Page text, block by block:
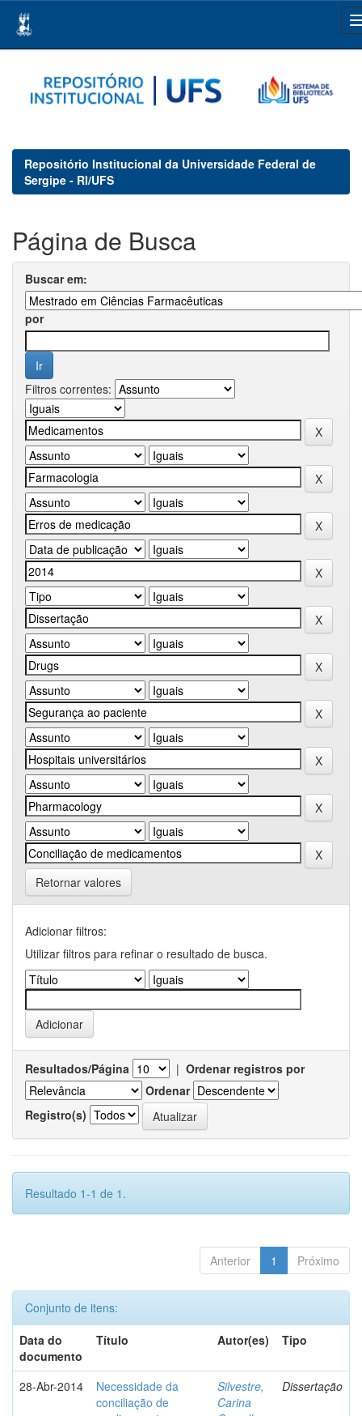
navigation
Repositório Institucional da Universidade Federal de
Sergipe - RI/UFS
Página de Busca
Buscar em:
por
Filtros correntes:
Retornar valores
Adicionar filtros:
Utilizar filtros para refinar o resultado de busca.
Resultados/Página | Ordenar registros por
Ordenar
Registro(s)
Resultado 1-1 de 1.
Anterior 1 Próximo
Conjunto de itens:
Data do
documento
Título Autor(es) Tipo
28-Abr-2014
Necessidade da
conciliação de
Silvestre,
Carina
Dissertação